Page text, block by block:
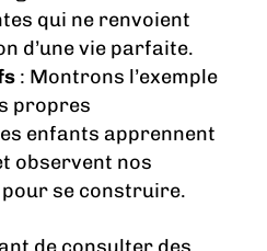
qui ne renvoient
d’une vie parfaite.
: Montrons l’exemple
propres
enfants apprennent
observent nos
se construire.
de consulter des